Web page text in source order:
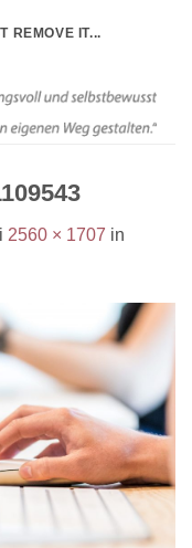
REMOVE IT...
2560 × 1707 in